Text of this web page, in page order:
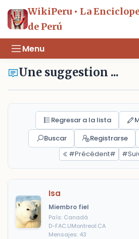
WikiPeru • La
de Perú
Menu
Une suggestion ...
Regresar a la lista
Buscar
Registrarse
#Précédent#
Isa
Miembro fiel
País: Canadá
D-FAC.UMontreal.CA
Mensajes: 43